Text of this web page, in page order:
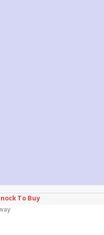
To Buy